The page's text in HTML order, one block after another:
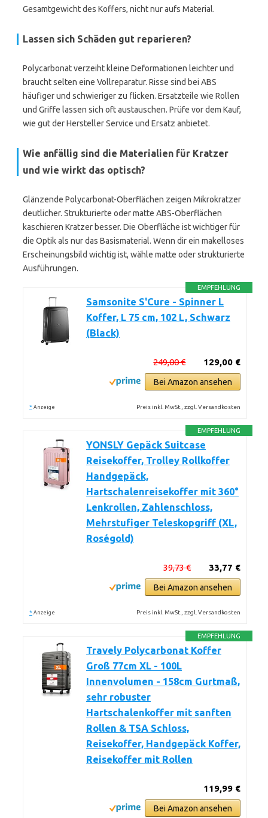
Gesamtgewicht des Koffers, nicht nur aufs Material.
Lassen sich Schäden gut reparieren?
Polycarbonat verzeiht kleine Deformationen leichter und
braucht selten eine Vollreparatur. Risse sind bei ABS
häufiger und schwieriger zu flicken. Ersatzteile wie Rollen
und Griffe lassen sich oft austauschen. Prüfe vor dem Kauf,
wie gut der Hersteller Service und Ersatz anbietet.
Wie anfällig sind die Materialien für Kratzer
und wie wirkt das optisch?
Glänzende Polycarbonat-Oberflächen zeigen Mikrokratzer
deutlicher. Strukturierte oder matte ABS-Oberflächen
kaschieren Kratzer besser. Die Oberfläche ist wichtiger für
die Optik als nur das Basismaterial. Wenn dir ein makelloses
Erscheinungsbild wichtig ist, wähle matte oder strukturierte
Ausführungen.
EMPFEHLUNG
Samsonite S'Cure - Spinner L
Koffer, L 75 cm, 102 L, Schwarz
(Black)
129,00 €
249,00 €
Bei Amazon ansehen
* Anzeige Preis inkl. MwSt., zzgl. Versandkosten
EMPFEHLUNG
YONSLY Gepäck Suitcase
Reisekoffer, Trolley Rollkoffer
Handgepäck,
Hartschalenreisekoffer mit 360°
Lenkrollen, Zahlenschloss,
Mehrstufiger Teleskopgriff (XL,
Roségold)
33,77 €
39,73 €
Bei Amazon ansehen
* Anzeige Preis inkl. MwSt., zzgl. Versandkosten
EMPFEHLUNG
Travely Polycarbonat Koffer
Groß 77cm XL - 100L
Innenvolumen - 158cm Gurtmaß,
sehr robuster
Hartschalenkoffer mit sanften
Rollen & TSA Schloss,
Reisekoffer, Handgepäck Koffer,
Reisekoffer mit Rollen
119,99 €
Bei Amazon ansehen